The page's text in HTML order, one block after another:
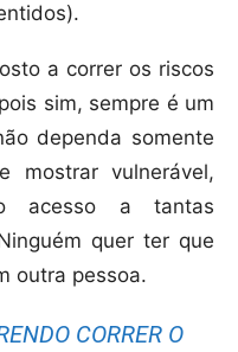
a correr os riscos
sim, sempre é um
dependa somente
mostrar vulnerável,
acesso a tantas
quer ter que
outra pessoa.
CORRER O